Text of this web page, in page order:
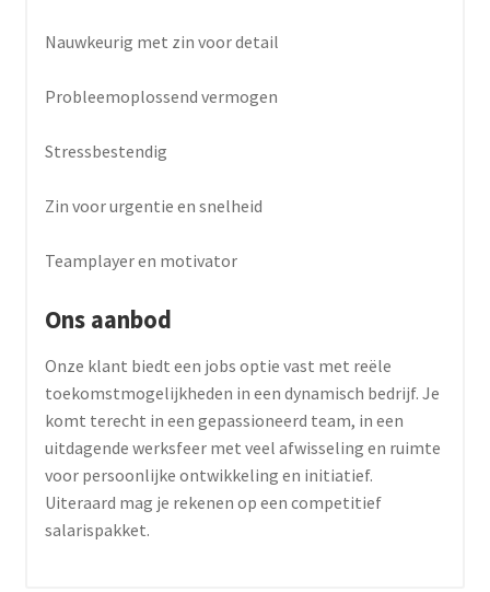
Nauwkeurig met zin voor detail
Probleemoplossend vermogen
Stressbestendig
Zin voor urgentie en snelheid
Teamplayer en motivator
Ons aanbod
Onze klant biedt een jobs optie vast met reële
toekomstmogelijkheden in een dynamisch bedrijf. Je
komt terecht in een gepassioneerd team, in een
uitdagende werksfeer met veel afwisseling en ruimte
voor persoonlijke ontwikkeling en initiatief.
Uiteraard mag je rekenen op een competitief
salarispakket.